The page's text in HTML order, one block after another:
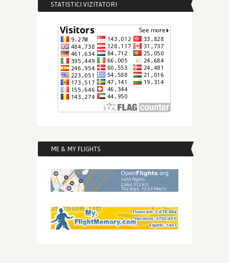
STATISTICI VIZITATORI
ME & MY FLIGHTS